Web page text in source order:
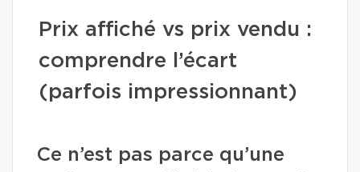
Prix affiché vs prix vendu :
comprendre l’écart
(parfois impressionnant)
Ce n’est pas parce qu’une